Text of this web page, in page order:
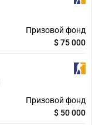
Призовой фонд
$ 75 000
Призовой фонд
$ 50 000